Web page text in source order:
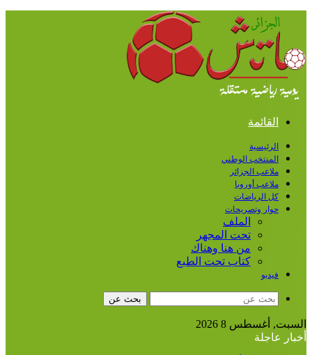
القائمة
الرئيسية
المنتخب الوطني
ملاعب الجزائر
ملاعب أوروبا
كل الرياضات
حوار وتصريحات
الملف
تحت المجهر
من هنا وهناك
كتاب تحت الطبع
فيديو
بحث عن
السبت, أغسطس 8 2026
أخبار عاجلة